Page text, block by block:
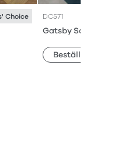
Choice DC571
Gatsby Square
Beställ prov